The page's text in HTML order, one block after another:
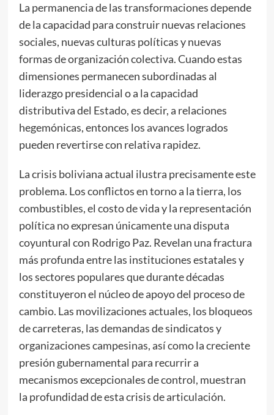
La permanencia de las transformaciones depende
de la capacidad para construir nuevas relaciones
sociales, nuevas culturas políticas y nuevas
formas de organización colectiva. Cuando estas
dimensiones permanecen subordinadas al
liderazgo presidencial o a la capacidad
distributiva del Estado, es decir, a relaciones
hegemónicas, entonces los avances logrados
pueden revertirse con relativa rapidez.
La crisis boliviana actual ilustra precisamente este
problema. Los conflictos en torno a la tierra, los
combustibles, el costo de vida y la representación
política no expresan únicamente una disputa
coyuntural con Rodrigo Paz. Revelan una fractura
más profunda entre las instituciones estatales y
los sectores populares que durante décadas
constituyeron el núcleo de apoyo del proceso de
cambio. Las movilizaciones actuales, los bloqueos
de carreteras, las demandas de sindicatos y
organizaciones campesinas, así como la creciente
presión gubernamental para recurrir a
mecanismos excepcionales de control, muestran
la profundidad de esta crisis de articulación.